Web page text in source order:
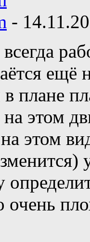
-
ещё
плане
этом
этом
очень